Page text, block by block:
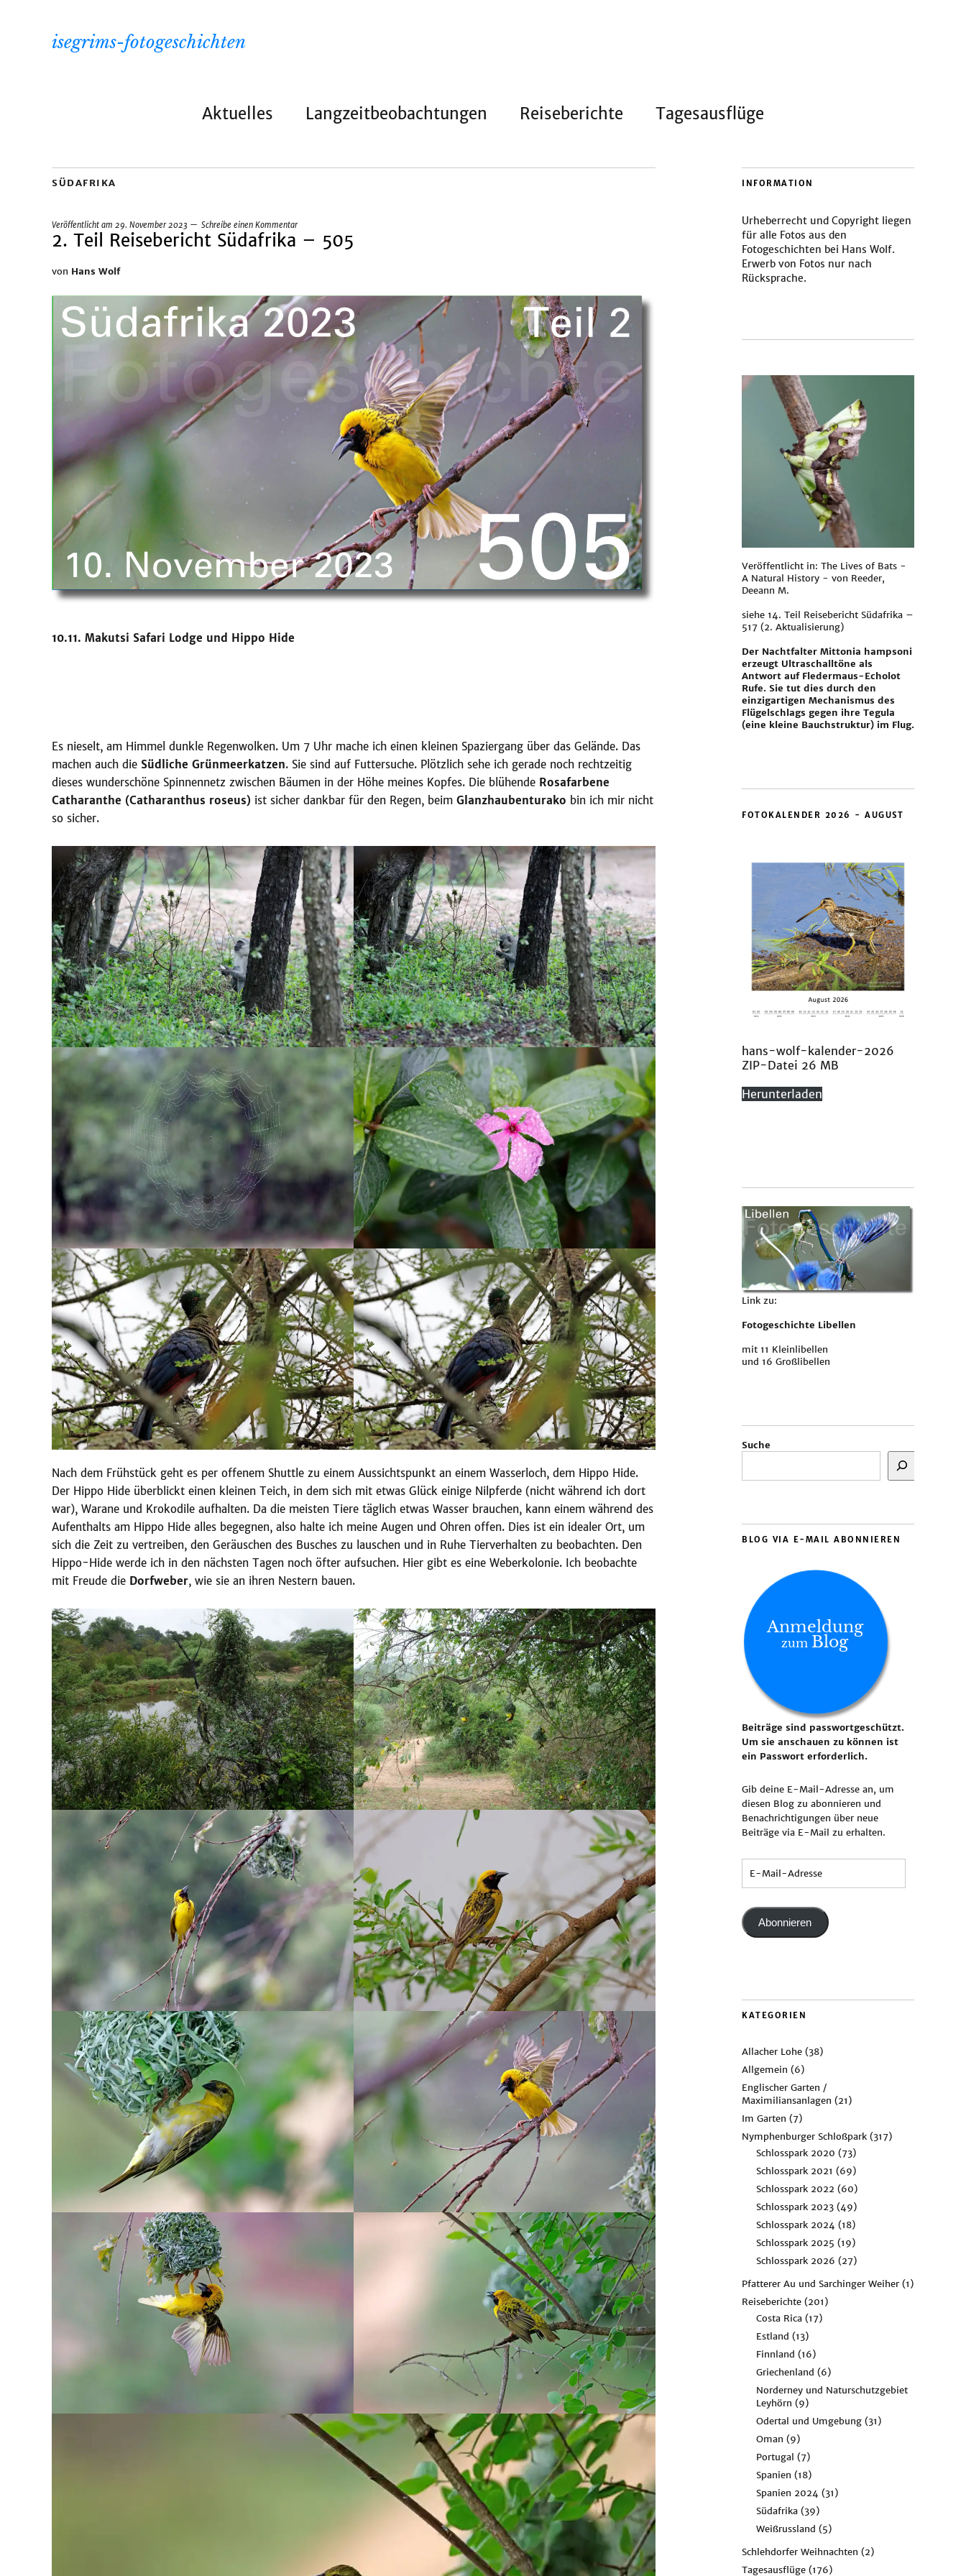
isegrims-fotogeschichten
Aktuelles Langzeitbeobachtungen Reiseberichte Tagesausflüge
SÜDAFRIKA
Veröffentlicht am 29. November 2023 Schreibe einen Kommentar
2. Teil Reisebericht Südafrika – 505
von Hans Wolf
10.11. Makutsi Safari Lodge und Hippo Hide
Es nieselt, am Himmel dunkle Regenwolken. Um 7 Uhr mache ich einen kleinen Spaziergang über das Gelände. Das
machen auch die Südliche Grünmeerkatzen. Sie sind auf Futtersuche. Plötzlich sehe ich gerade noch rechtzeitig
dieses wunderschöne Spinnennetz zwischen Bäumen in der Höhe meines Kopfes. Die blühende Rosafarbene
Catharanthe (Catharanthus roseus) ist sicher dankbar für den Regen, beim Glanzhaubenturako bin ich mir nicht
so sicher.
Nach dem Frühstück geht es per offenem Shuttle zu einem Aussichtspunkt an einem Wasserloch, dem Hippo Hide.
Der Hippo Hide überblickt einen kleinen Teich, in dem sich mit etwas Glück einige Nilpferde (nicht während ich dort
war), Warane und Krokodile aufhalten. Da die meisten Tiere täglich etwas Wasser brauchen, kann einem während des
Aufenthalts am Hippo Hide alles begegnen, also halte ich meine Augen und Ohren offen. Dies ist ein idealer Ort, um
sich die Zeit zu vertreiben, den Geräuschen des Busches zu lauschen und in Ruhe Tierverhalten zu beobachten. Den
Hippo-Hide werde ich in den nächsten Tagen noch öfter aufsuchen. Hier gibt es eine Weberkolonie. Ich beobachte
mit Freude die Dorfweber, wie sie an ihren Nestern bauen.
INFORMATION
Urheberrecht und Copyright liegen
für alle Fotos aus den
Fotogeschichten bei Hans Wolf.
Erwerb von Fotos nur nach
Rücksprache.
Veröffentlicht in: The Lives of Bats -
A Natural History - von Reeder,
Deeann M.
siehe 14. Teil Reisebericht Südafrika –
517 (2. Aktualisierung)
Der Nachtfalter Mittonia hampsoni
erzeugt Ultraschalltöne als
Antwort auf Fledermaus-Echolot
Rufe. Sie tut dies durch den
einzigartigen Mechanismus des
Flügelschlags gegen ihre Tegula
(eine kleine Bauchstruktur) im Flug.
FOTOKALENDER 2026 - AUGUST
hans-wolf-kalender-2026
ZIP-Datei 26 MB
Herunterladen
Link zu:
Fotogeschichte Libellen
mit 11 Kleinlibellen
und 16 Großlibellen
Suche
BLOG VIA E-MAIL ABONNIEREN
Anmeldung
zum Blog
Beiträge sind passwortgeschützt.
Um sie anschauen zu können ist
ein Passwort erforderlich.
Gib deine E-Mail-Adresse an, um
diesen Blog zu abonnieren und
Benachrichtigungen über neue
Beiträge via E-Mail zu erhalten.
Abonnieren
KATEGORIEN
Allacher Lohe (38)
Allgemein (6)
Englischer Garten /
Maximiliansanlagen (21)
Im Garten (7)
Nymphenburger Schloßpark (317)
Schlosspark 2020 (73)
Schlosspark 2021 (69)
Schlosspark 2022 (60)
Schlosspark 2023 (49)
Schlosspark 2024 (18)
Schlosspark 2025 (19)
Schlosspark 2026 (27)
Pfatterer Au und Sarchinger Weiher (1)
Reiseberichte (201)
Costa Rica (17)
Estland (13)
Finnland (16)
Griechenland (6)
Norderney und Naturschutzgebiet
Leyhörn (9)
Odertal und Umgebung (31)
Oman (9)
Portugal (7)
Spanien (18)
Spanien 2024 (31)
Südafrika (39)
Weißrussland (5)
Schlehdorfer Weihnachten (2)
Tagesausflüge (176)